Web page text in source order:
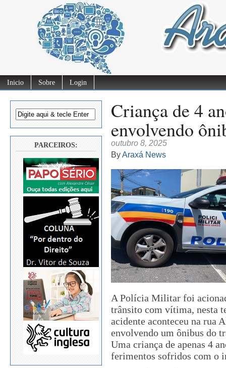
Inicio Sobre Login
PARCEIROS:
Criança de 4
envolvendo
outubro 8, 2025
ByAraxá News
A Polícia Militar foi
trânsito com vítima, nesta
acidente aconteceu na rua
envolvendo um ônibus do
Uma criança de apenas 4
ferimentos sofridos com o